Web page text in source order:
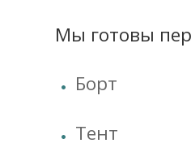
Мы готовы
Борт
Тент